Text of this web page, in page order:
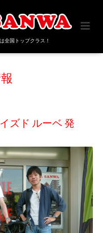
全国トップクラス！
ズド ルーベ 発